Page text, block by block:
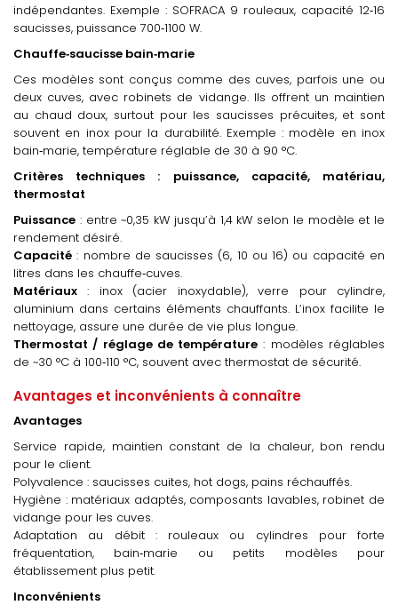
indépendantes. Exemple : SOFRACA 9 rouleaux, capacité 12‑16
saucisses, puissance 700‑1100 W.
Chauffe‑saucisse bain‑marie
Ces modèles sont conçus comme des cuves, parfois une ou
deux cuves, avec robinets de vidange. Ils offrent un maintien
au chaud doux, surtout pour les saucisses précuites, et sont
souvent en inox pour la durabilité. Exemple : modèle en inox
bain‑marie, température réglable de 30 à 90 °C.
Critères techniques : puissance, capacité, matériau,
thermostat
Puissance : entre ~0,35 kW jusqu’à 1,4 kW selon le modèle et le
rendement désiré.
Capacité : nombre de saucisses (6, 10 ou 16) ou capacité en
litres dans les chauffe‑cuves.
Matériaux : inox (acier inoxydable), verre pour cylindre,
aluminium dans certains éléments chauffants. L’inox facilite le
nettoyage, assure une durée de vie plus longue.
Thermostat / réglage de température : modèles réglables
de ~30 °C à 100‑110 °C, souvent avec thermostat de sécurité.
Avantages et inconvénients à connaître
Avantages
Service rapide, maintien constant de la chaleur, bon rendu
pour le client.
Polyvalence : saucisses cuites, hot dogs, pains réchauffés.
Hygiène : matériaux adaptés, composants lavables, robinet de
vidange pour les cuves.
Adaptation au débit : rouleaux ou cylindres pour forte
fréquentation, bain‑marie ou petits modèles pour
établissement plus petit.
Inconvénients